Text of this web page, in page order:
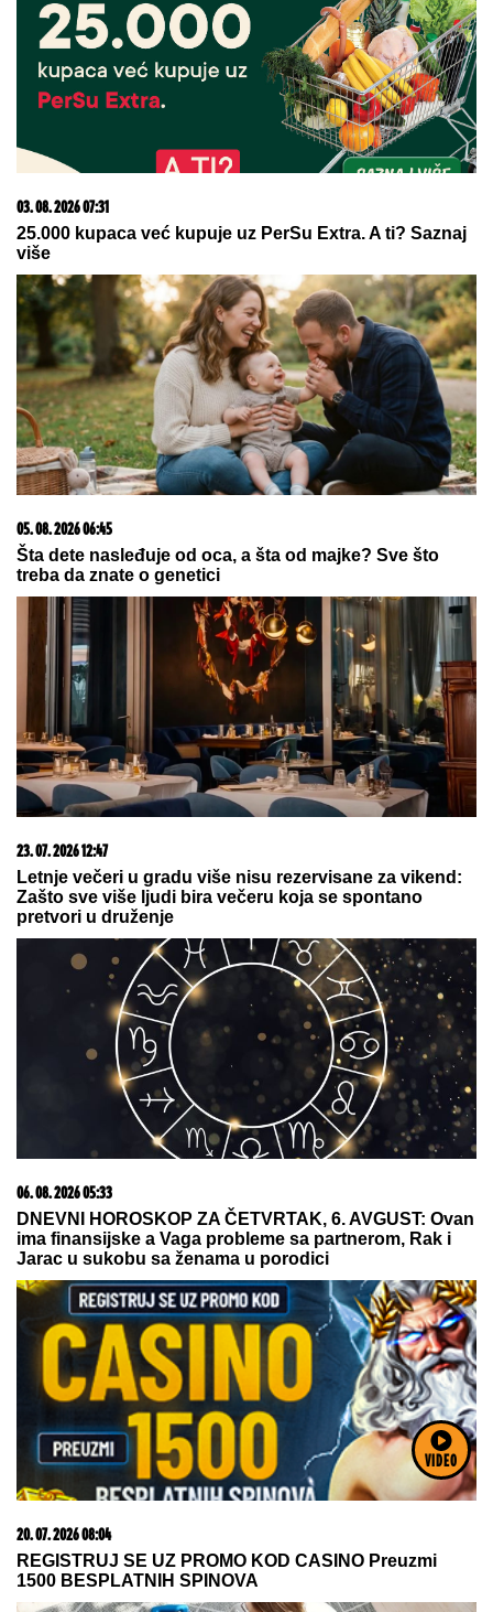
VIDEO
09. 07. 2026 09:20
Komfor po meri klijenata: nova linija paketa ALTA
banke
06. 08. 2026 12:29
VELIKA GEOPOLITIČKA IGRA U AFRICI! Rusija blokira
strateški gasovod i pravi probleme NATO savezu na
južnom krilu!
05. 08. 2026 15:07
Петковић: Курти не преза ни од чега у жељи да
сломи Србе
03. 08. 2026 13:23
Hibrid broj 1 koji osvaja Evropu, sada po specijalnoj
akcijskoj ceni od 19.990€ do 31.8.
06. 08. 2026 06:38
Da li je genetika zaslužna za rađanje blizanaca? Istina o
naslednim faktorima i blizanačkoj trudnoći